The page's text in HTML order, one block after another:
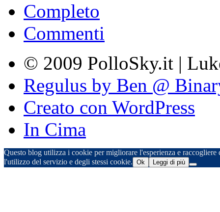
Completo
Commenti
© 2009 PolloSky.it |
Regulus by Ben @
Creato con WordPress
In Cima
Questo blog utilizza i cookie per migliorare l'esperienza e
l'utilizzo del servizio e degli stessi cookie. Ok Leggi di più